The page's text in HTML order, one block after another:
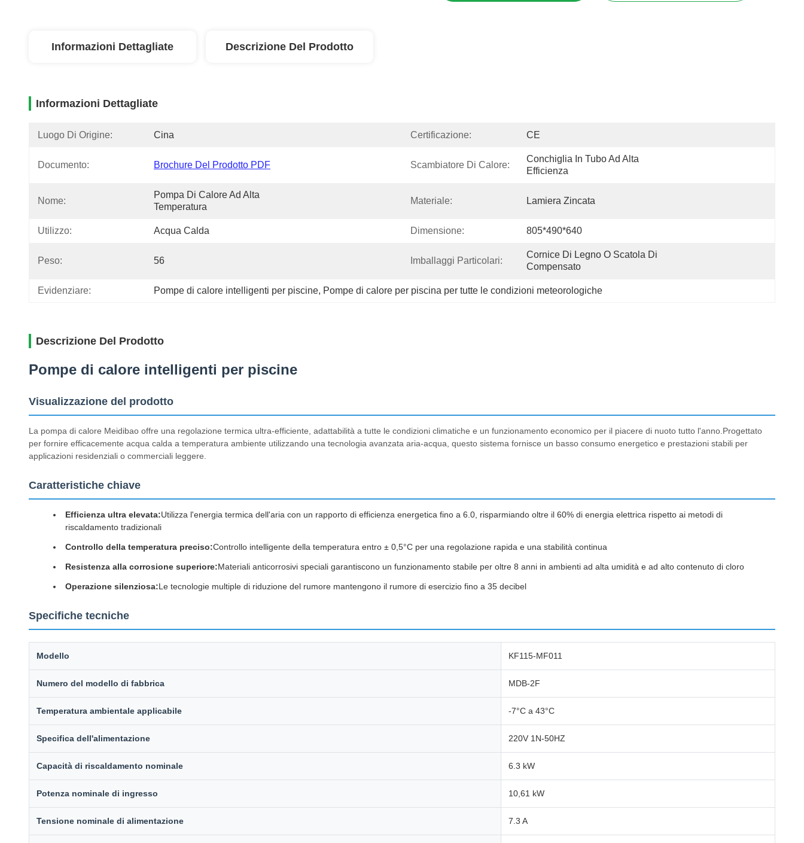
Informazioni Dettagliate Descrizione Del Prodotto
Informazioni Dettagliate
Luogo Di Origine: Cina Certificazione: CE
Documento: Brochure Del Prodotto PDF Scambiatore Di Calore:
Conchiglia In Tubo Ad Alta
Efficienza
Nome:
Pompa Di Calore Ad Alta
Temperatura
Materiale: Lamiera Zincata
Utilizzo: Acqua Calda Dimensione: 805*490*640
Peso: 56 Imballaggi Particolari:
Cornice Di Legno O Scatola Di
Compensato
Evidenziare: Pompe di calore intelligenti per piscine, Pompe di calore per piscina per tutte le condizioni meteorologiche
Descrizione Del Prodotto
Pompe di calore intelligenti per piscine
Visualizzazione del prodotto
La pompa di calore Meidibao offre una regolazione termica ultra-efficiente, adattabilità a tutte le condizioni climatiche e un funzionamento economico per il piacere di nuoto tutto l'anno.Progettato
per fornire efficacemente acqua calda a temperatura ambiente utilizzando una tecnologia avanzata aria-acqua, questo sistema fornisce un basso consumo energetico e prestazioni stabili per
applicazioni residenziali o commerciali leggere.
Caratteristiche chiave
Efficienza ultra elevata:Utilizza l'energia termica dell'aria con un rapporto di efficienza energetica fino a 6.0, risparmiando oltre il 60% di energia elettrica rispetto ai metodi di
riscaldamento tradizionali
Controllo della temperatura preciso:Controllo intelligente della temperatura entro ± 0,5°C per una regolazione rapida e una stabilità continua
Resistenza alla corrosione superiore:Materiali anticorrosivi speciali garantiscono un funzionamento stabile per oltre 8 anni in ambienti ad alta umidità e ad alto contenuto di cloro
Operazione silenziosa:Le tecnologie multiple di riduzione del rumore mantengono il rumore di esercizio fino a 35 decibel
Specifiche tecniche
Modello KF115-MF011
Numero del modello di fabbrica MDB-2F
Temperatura ambientale applicabile -7°C a 43°C
Specifica dell'alimentazione 220V 1N-50HZ
Capacità di riscaldamento nominale 6.3 kW
Potenza nominale di ingresso 10,61 kW
Tensione nominale di alimentazione 7.3 A